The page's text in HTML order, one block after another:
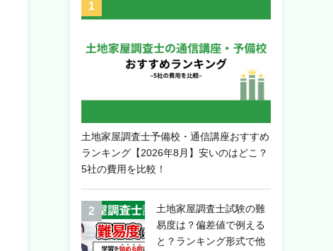
土地家屋調査士予備校・通信講座おすすめ
ランキング【2026年8月】安いのはどこ？
5社の費用を比較！
土地家屋調査士試験の難
易度は？偏差値で例える
と？ランキング形式で他